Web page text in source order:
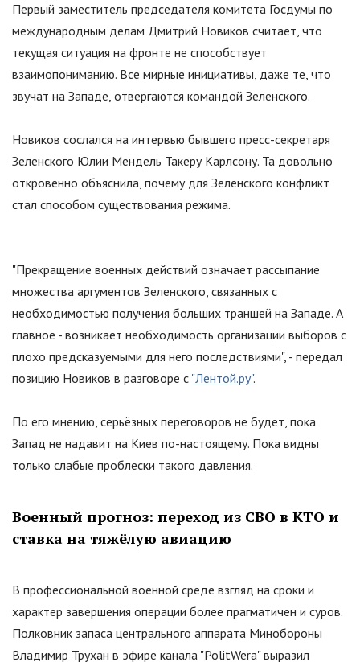
Первый заместитель председателя комитета Госдумы по
международным делам Дмитрий Новиков считает, что
текущая ситуация на фронте не способствует
взаимопониманию. Все мирные инициативы, даже те, что
звучат на Западе, отвергаются командой Зеленского.
Новиков сослался на интервью бывшего пресс-секретаря
Зеленского Юлии Мендель Такеру Карлсону. Та довольно
откровенно объяснила, почему для Зеленского конфликт
стал способом существования режима.
"Прекращение военных действий означает рассыпание
множества аргументов Зеленского, связанных с
необходимостью получения больших траншей на Западе. А
главное - возникает необходимость организации выборов с
плохо предсказуемыми для него последствиями", - передал
позицию Новиков в разговоре с "Лентой.ру".
По его мнению, серьёзных переговоров не будет, пока
Запад не надавит на Киев по-настоящему. Пока видны
только слабые проблески такого давления.
Военный прогноз: переход из СВО в КТО и
ставка на тяжёлую авиацию
В профессиональной военной среде взгляд на сроки и
характер завершения операции более прагматичен и суров.
Полковник запаса центрального аппарата Минобороны
Владимир Трухан в эфире канала "PolitWera"выразил